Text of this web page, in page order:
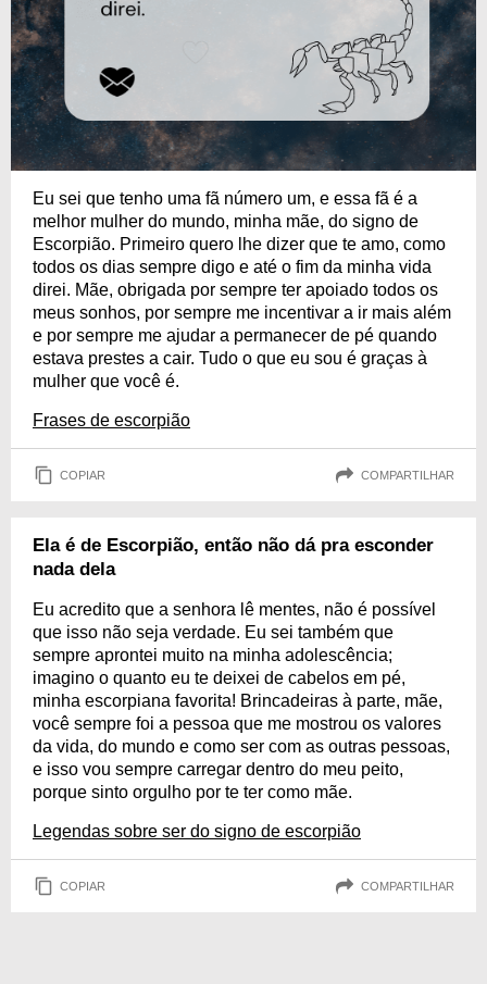
Eu sei que tenho uma fã número um, e essa fã é a
melhor mulher do mundo, minha mãe, do signo de
Escorpião. Primeiro quero lhe dizer que te amo, como
todos os dias sempre digo e até o fim da minha vida
direi. Mãe, obrigada por sempre ter apoiado todos os
meus sonhos, por sempre me incentivar a ir mais além
e por sempre me ajudar a permanecer de pé quando
estava prestes a cair. Tudo o que eu sou é graças à
mulher que você é.
Frases de escorpião
COPIAR COMPARTILHAR
Ela é de Escorpião, então não dá pra esconder
nada dela
Eu acredito que a senhora lê mentes, não é possível
que isso não seja verdade. Eu sei também que
sempre aprontei muito na minha adolescência;
imagino o quanto eu te deixei de cabelos em pé,
minha escorpiana favorita! Brincadeiras à parte, mãe,
você sempre foi a pessoa que me mostrou os valores
da vida, do mundo e como ser com as outras pessoas,
e isso vou sempre carregar dentro do meu peito,
porque sinto orgulho por te ter como mãe.
Legendas sobre ser do signo de escorpião
COPIAR COMPARTILHAR